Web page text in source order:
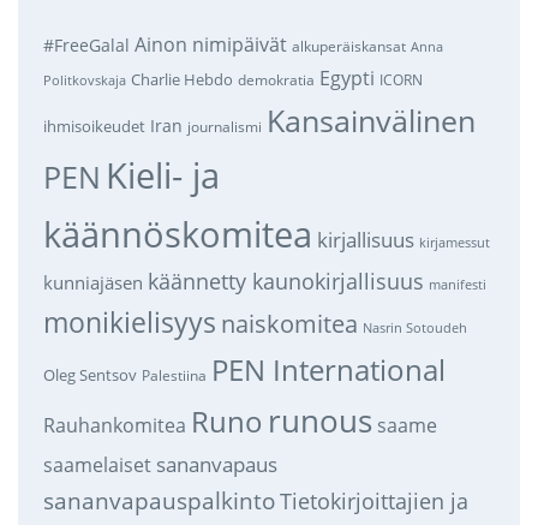
#FreeGalal Ainon nimipäivät alkuperäiskansat Anna
Politkovskaja Charlie Hebdo demokratia Egypti ICORN
ihmisoikeudet Iran journalismi Kansainvälinen
PEN Kieli- ja
käännöskomitea kirjallisuus kirjamessut
kunniajäsen käännetty kaunokirjallisuus manifesti
monikielisyys naiskomitea Nasrin Sotoudeh
Oleg Sentsov Palestiina PEN International
Rauhankomitea Runo runous saame
saamelaiset sananvapaus
sananvapauspalkintoTietokirjoittajien ja